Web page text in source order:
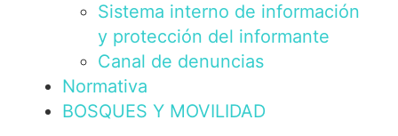
Sistema interno de información
y protección del informante
Canal de denuncias
Normativa
BOSQUES Y MOVILIDAD